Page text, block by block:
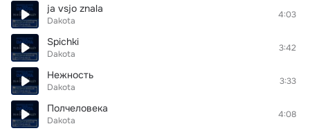
ja vsjo znala
Dakota
4:03
Spichki
Dakota
3:42
Нежность
Dakota
3:33
Полчеловека
Dakota
4:08